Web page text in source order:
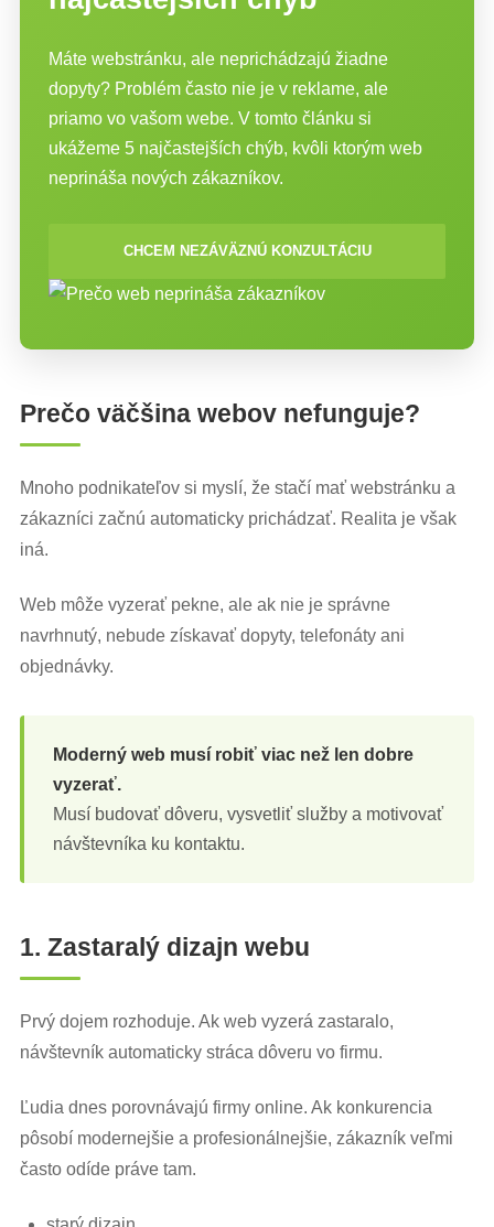
Máte webstránku, ale neprichádzajú žiadne
dopyty? Problém často nie je v reklame, ale
priamo vo vašom webe. V tomto článku si
ukážeme 5 najčastejších chýb, kvôli ktorým web
neprináša nových zákazníkov.
CHCEM NEZÁVÄZNÚ KONZULTÁCIU
Prečo väčšina webov nefunguje?
Mnoho podnikateľov si myslí, že stačí mať webstránku a
zákazníci začnú automaticky prichádzať. Realita je však
iná.
Web môže vyzerať pekne, ale ak nie je správne
navrhnutý, nebude získavať dopyty, telefonáty ani
objednávky.
Moderný web musí robiť viac než len dobre
vyzerať.
Musí budovať dôveru, vysvetliť služby a motivovať
návštevníka ku kontaktu.
1. Zastaralý dizajn webu
Prvý dojem rozhoduje. Ak web vyzerá zastaralo,
návštevník automaticky stráca dôveru vo firmu.
Ľudia dnes porovnávajú firmy online. Ak konkurencia
pôsobí modernejšie a profesionálnejšie, zákazník veľmi
často odíde práve tam.